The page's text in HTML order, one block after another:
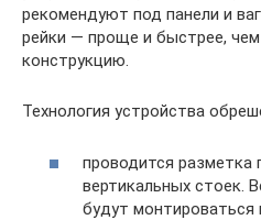
рекомендуют под панели и
рейки — проще и быстрее,
конструкцию.
Технология устройства
проводится разметка
вертикальных стоек.
будут монтироваться